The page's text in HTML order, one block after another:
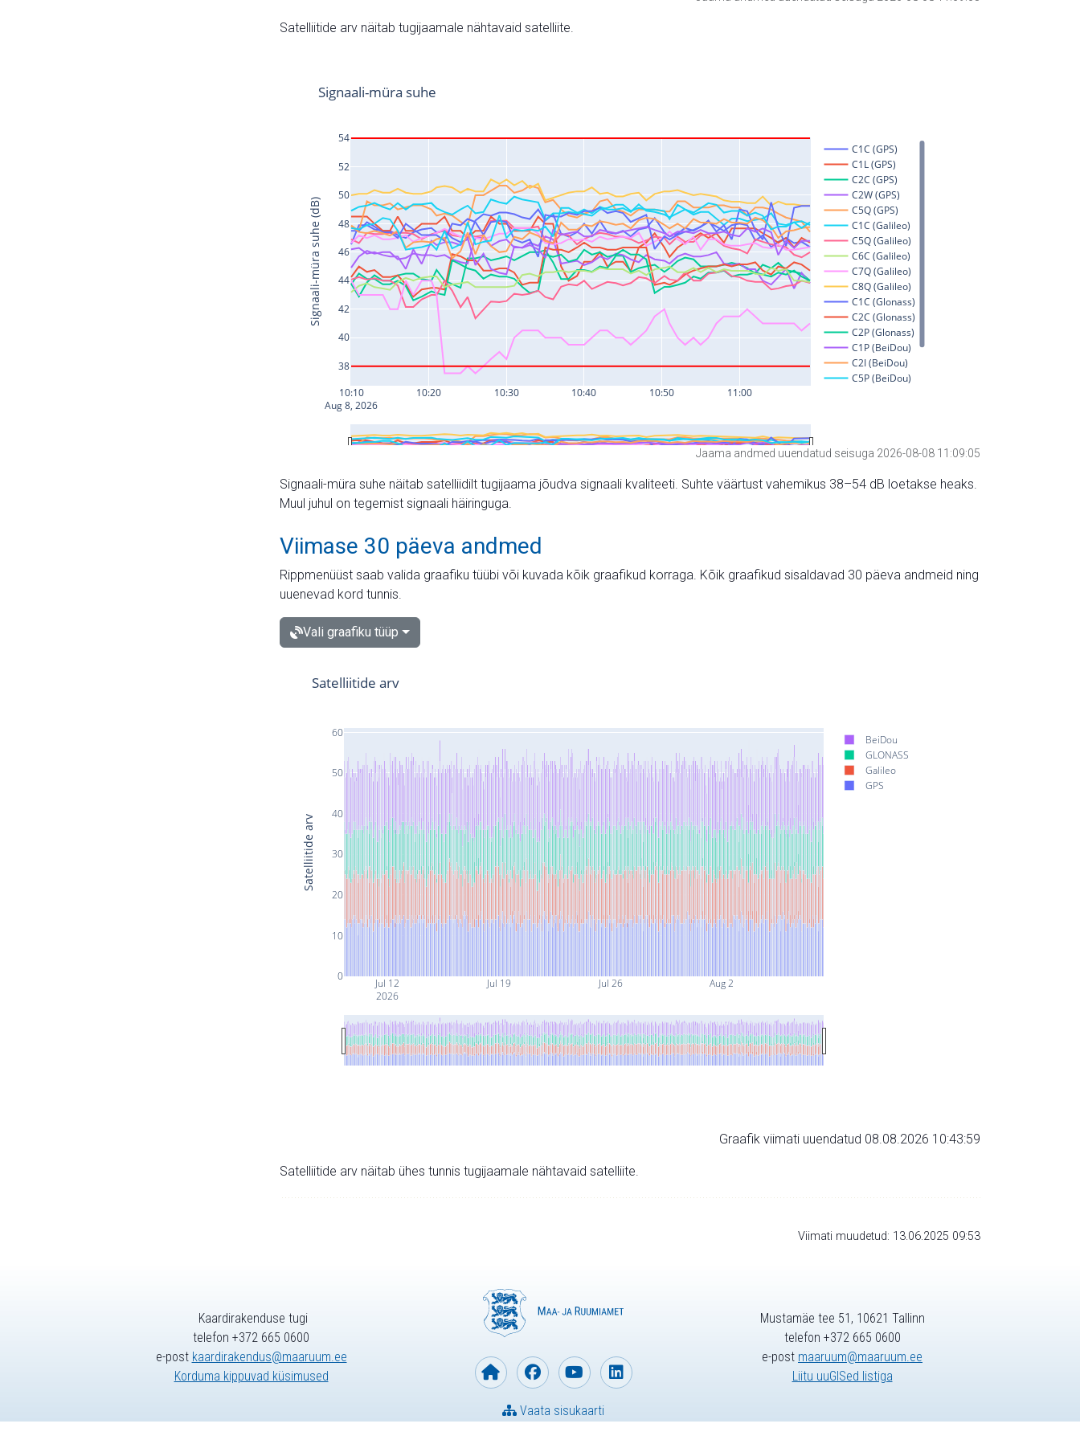
Satelliitide arv näitab tugijaamale nähtavaid satelliite.
Jaama andmed uuendatud seisuga 2026-08-08 11:09:05
Signaali-müra suhe näitab satelliidilt tugijaama jõudva signaali kvaliteeti. Suhte väärtust vahemikus 38–54 dB loetakse heaks.
Muul juhul on tegemist signaali häiringuga.
Viimase 30 päeva andmed
Rippmenüüst saab valida graafiku tüübi või kuvada kõik graafikud korraga. Kõik graafikud sisaldavad 30 päeva andmeid ning
uuenevad kord tunnis.
Vali graafiku tüüp
Jul 12
2026
Jul 19 Jul 26 Aug 2
0
10
20
30
40
50
60
BeiDou
GLONASS
Galileo
GPS
Satelliitide arv
Satelliitide arv
Graafik viimati uuendatud 08.08.2026 10:43:59
Satelliitide arv näitab ühes tunnis tugijaamale nähtavaid satelliite.
Viimati muudetud: 13.06.2025 09:53
Kaardirakenduse tugi
telefon +372 665 0600
e-post kaardirakendus@maaruum.ee
Korduma kippuvad küsimused
Vaata sisukaarti
Mustamäe tee 51, 10621 Tallinn
telefon +372 665 0600
e-post maaruum@maaruum.ee
Liitu uuGISed listiga